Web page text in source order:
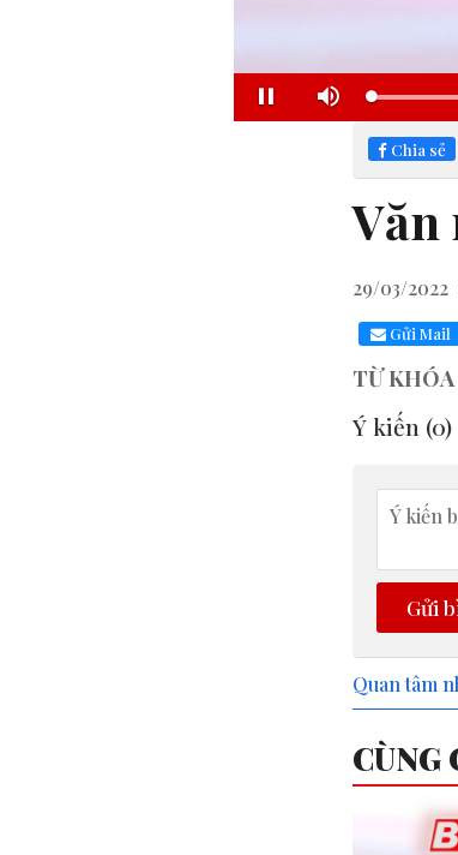
Pause Mute
Chia sẻ
Văn
29/03/2022
Gửi Mail
TỪ KHÓA
Ý kiến (0)
Gửi
Quan tâm
CÙNG